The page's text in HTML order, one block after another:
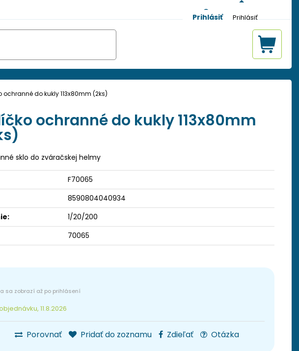
Prihlásiť
ochranné do kukly 113x80mm (2ks)
11.8.2026
Porovnať Pridať do zoznamu Zdieľať Otázka
ochranné do kukly 113x80mm
sklo do zváračskej helmy
F70065
8590804040934
1/20/200
70065